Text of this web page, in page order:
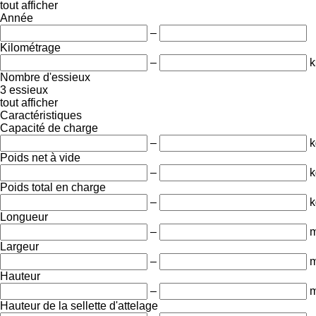
tout afficher
Année
–
Kilométrage
–
Nombre d'essieux
3 essieux
tout afficher
Caractéristiques
Capacité de charge
–
Poids net à vide
–
Poids total en charge
–
Longueur
–
Largeur
–
Hauteur
–
Hauteur de la sellette d'attelage